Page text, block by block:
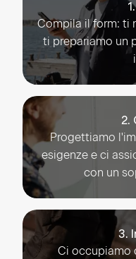
Compila il form: ti
ti prepariamo un
2.
Progettiamo
esigenze e ci
con un
3.
Ci occupiamo